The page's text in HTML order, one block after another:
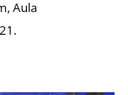
Aula